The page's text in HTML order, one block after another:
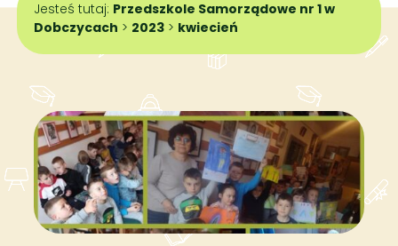
Jesteś tutaj: Przedszkole Samorządowe nr 1 w
Dobczycach > 2023 > kwiecień